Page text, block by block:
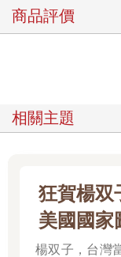
商品評價
相關主題
狂賀楊双
美國國家
楊双子，台灣